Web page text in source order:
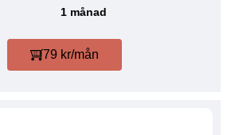
1 månad
79 kr/mån